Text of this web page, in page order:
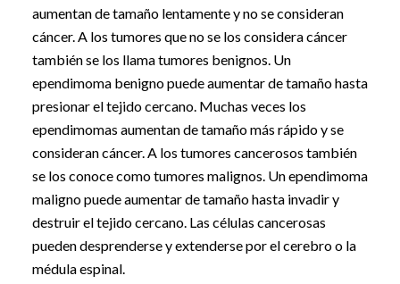
aumentan de tamaño lentamente y no se consideran
cáncer. A los tumores que no se los considera cáncer
también se los llama tumores benignos. Un
ependimoma benigno puede aumentar de tamaño hasta
presionar el tejido cercano. Muchas veces los
ependimomas aumentan de tamaño más rápido y se
consideran cáncer. A los tumores cancerosos también
se los conoce como tumores malignos. Un ependimoma
maligno puede aumentar de tamaño hasta invadir y
destruir el tejido cercano. Las células cancerosas
pueden desprenderse y extenderse por el cerebro o la
médula espinal.